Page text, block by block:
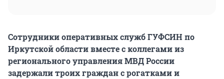
Сотрудники оперативных служб ГУФСИН по
Иркутской области вместе с коллегами из
регионального управления МВД России
задержали троих граждан с рогатками и